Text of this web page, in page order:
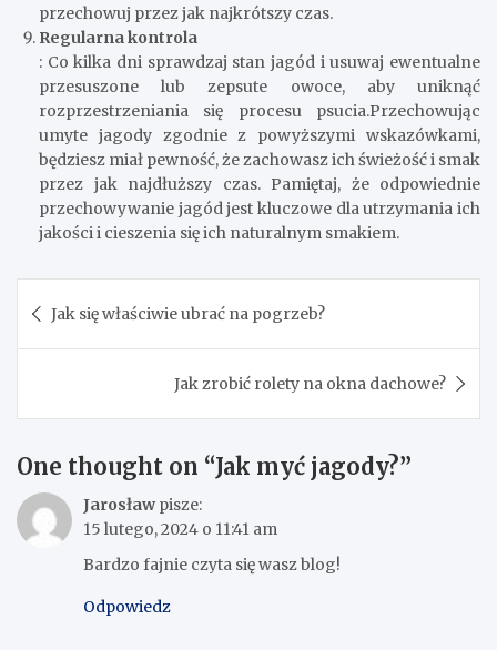
przechowuj przez jak najkrótszy czas.
Regularna kontrola
: Co kilka dni sprawdzaj stan jagód i usuwaj ewentualne
przesuszone lub zepsute owoce, aby uniknąć
rozprzestrzeniania się procesu psucia.Przechowując
umyte jagody zgodnie z powyższymi wskazówkami,
będziesz miał pewność, że zachowasz ich świeżość i smak
przez jak najdłuższy czas. Pamiętaj, że odpowiednie
przechowywanie jagód jest kluczowe dla utrzymania ich
jakości i cieszenia się ich naturalnym smakiem.
wpisu
Jak się właściwie ubrać na pogrzeb?
Jak zrobić rolety na okna dachowe?
One thought on “Jak myć jagody?”
Jarosław pisze:
15 lutego, 2024 o 11:41 am
Bardzo fajnie czyta się wasz blog!
Odpowiedz